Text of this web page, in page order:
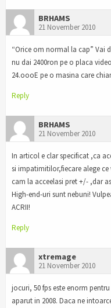
BRHAMS
21 November 2010
“Orice om normal la cap” Vai
nu dai 2400ron pe o placa
24.oooE pe o masina care
Reply
BRHAMS
21 November 2010
In articol e clar specificat ,ca
si impatimitilor,fiecare alege
cam la acceelasi pret +/- ,dar
High-end-uri sunt nebuni!
ACRII!
Reply
xtremage
21 November 2010
jocuri, 50 fps este enorm
aparut in 2008. Daca ne